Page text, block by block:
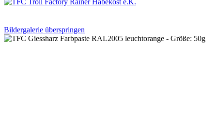
Bildergalerie überspringen